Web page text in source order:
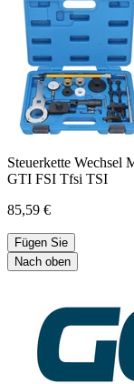
Steuerkette Wechsel
GTI FSI Tfsi TSI
85,59 €
Fügen Sie
Nach oben